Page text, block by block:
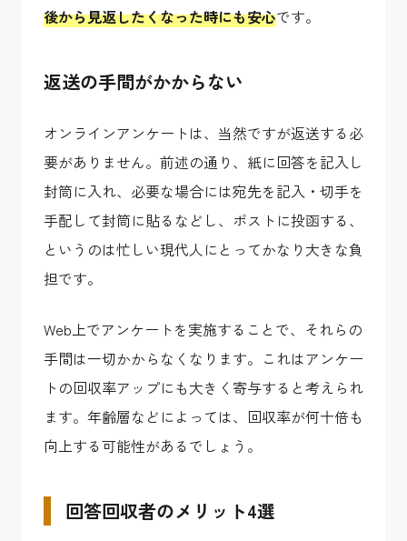
後から見返したくなった時にも安心です。
返送の手間がかからない
オンラインアンケートは、当然ですが返送する必
要がありません。前述の通り、紙に回答を記入し
封筒に入れ、必要な場合には宛先を記入・切手を
手配して封筒に貼るなどし、ポストに投函する、
というのは忙しい現代人にとってかなり大きな負
担です。
Web上でアンケートを実施することで、それらの
手間は一切かからなくなります。これはアンケー
トの回収率アップにも大きく寄与すると考えられ
ます。年齢層などによっては、回収率が何十倍も
向上する可能性があるでしょう。
回答回収者のメリット4選